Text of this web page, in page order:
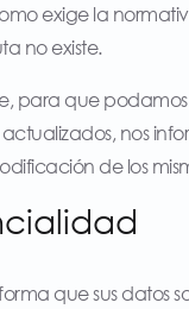
exige la
no existe.
para que
nos
de los
que sus datos